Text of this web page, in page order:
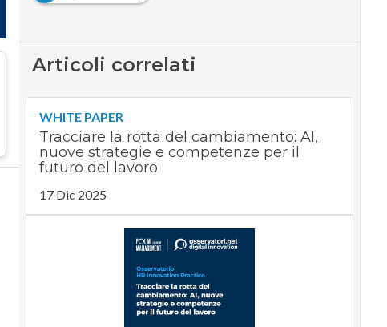
Articoli correlati
WHITE PAPER
Tracciare la rotta del cambiamento: AI,
nuove strategie e competenze per il
futuro del lavoro
17 Dic 2025